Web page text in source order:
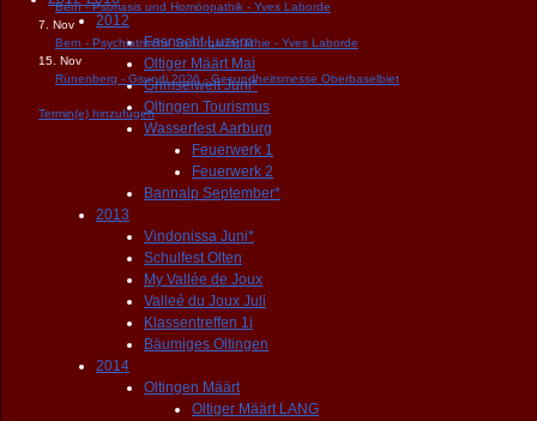
2012
Fasnacht Luzern
Oltiger Määrt Mai
Grimselwelt Juni*
Oltingen Tourismus
Wasserfest Aarburg
Feuerwerk 1
Feuerwerk 2
Bannalp September*
2013
Vindonissa Juni*
Schulfest Olten
My Vallée de Joux
Valleé du Joux Juli
Klassentreffen 1i
Bäumiges Oltingen
2014
Oltingen Määrt
Oltiger Määrt LANG
Bern - Psoriasis und Homöopathik - Yves Laborde
7. Nov
Bern - Psychiatrische Synorganopathie - Yves Laborde
15. Nov
Rünenberg - Gsundi 2026 - Gesundheitsmesse Oberbaselbiet
Termin(e) hinzufügen